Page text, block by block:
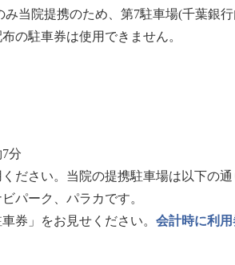
み当院提携のため、第7駐車場(千葉銀
の駐車券は使用できません。
分
ださい。当院の提携駐車場は以下の通
パーク、パラカです。
券」をお見せください。 会計時に利